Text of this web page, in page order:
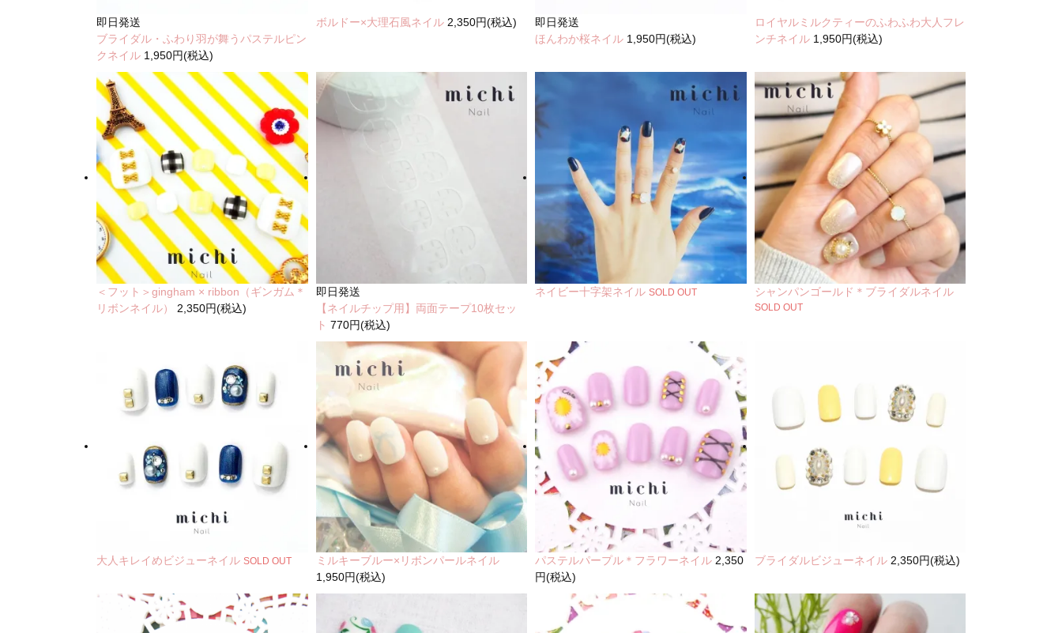
即日発送
ブライダル・ふわり羽が舞うパステルピン
クネイル 1,950円(税込)
ボルドー×大理石風ネイル 2,350円(税込)
即日発送
ほんわか桜ネイル 1,950円(税込)
ロイヤルミルクティーのふわふわ大人フレ
ンチネイル 1,950円(税込)
＜フット＞gingham × ribbon（ギンガム＊
リボンネイル） 2,350円(税込)
即日発送
【ネイルチップ用】両面テープ10枚セッ
ト 770円(税込)
ネイビー十字架ネイル SOLD OUT シャンパンゴールド＊ブライダルネイル
SOLD OUT
大人キレイめビジューネイル SOLD OUT
ミルキーブルー×リボンパールネイル
1,950円(税込)
パステルパープル＊フラワーネイル 2,350
円(税込)
ブライダルビジューネイル 2,350円(税込)